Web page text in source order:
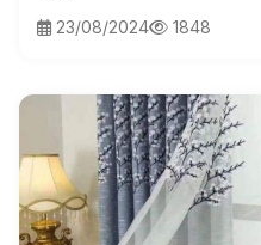
23/08/2024 1848